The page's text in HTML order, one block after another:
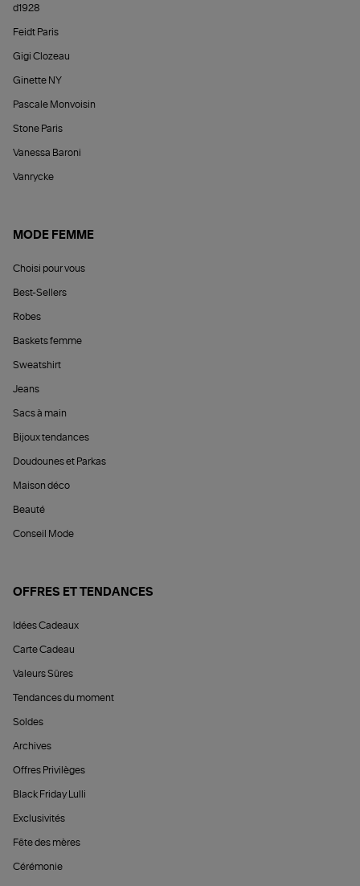
d1928
Feidt Paris
Gigi Clozeau
Ginette NY
Pascale Monvoisin
Stone Paris
Vanessa Baroni
Vanrycke
MODE FEMME
Choisi pour vous
Best-Sellers
Robes
Baskets femme
Sweatshirt
Jeans
Sacs à main
Bijoux tendances
Doudounes et Parkas
Maison déco
Beauté
Conseil Mode
OFFRES ET TENDANCES
Idées Cadeaux
Carte Cadeau
Valeurs Sûres
Tendances du moment
Soldes
Archives
Offres Privilèges
Black Friday Lulli
Exclusivités
Fête des mères
Cérémonie